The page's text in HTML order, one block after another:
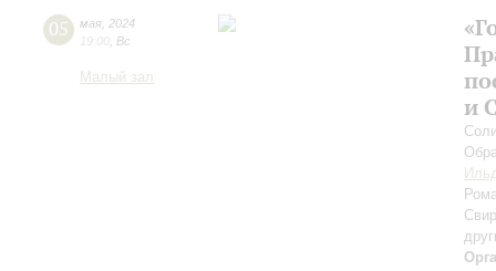
05 мая 2024
19:00 Вс
Малый зал
и